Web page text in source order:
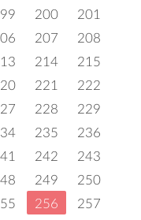
200
201
207
208
214
215
221
222
228
229
235
236
242
243
249
250
256
257